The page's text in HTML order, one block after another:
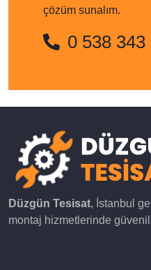
çözüm sunalım.
0 538 343
Düzgün Tesisat, İstanbul
montaj hizmetlerinde